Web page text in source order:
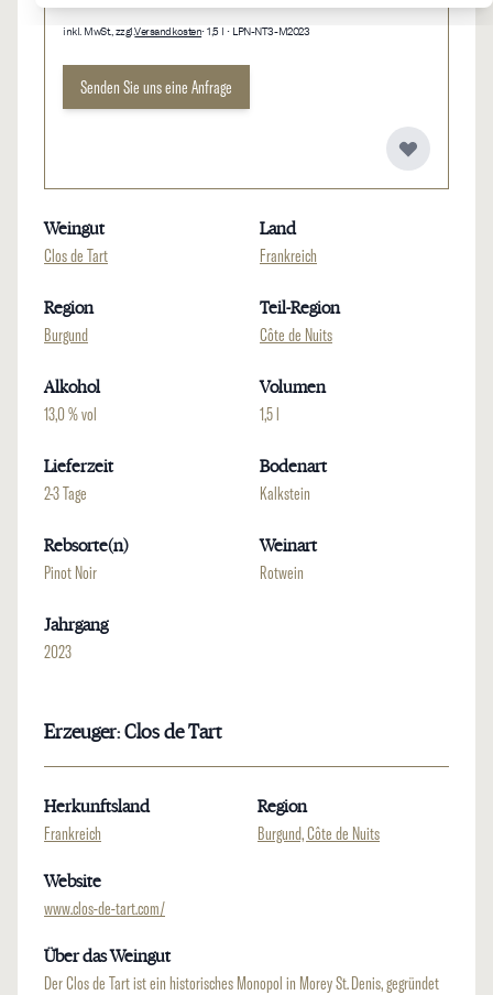
inkl. MwSt., zzgl.Versandkosten• 1,5 l • LPN-NT3-M2023
Senden Sie uns eine Anfrage
Weingut
Clos de Tart
Land
Frankreich
Region
Burgund
Teil-Region
Côte de Nuits
Alkohol
13,0 % vol
Volumen
1,5 l
Lieferzeit
2-3 Tage
Bodenart
Kalkstein
Rebsorte(n)
Pinot Noir
Weinart
Rotwein
Jahrgang
2023
Erzeuger: Clos de Tart
Herkunftsland
Frankreich
Region
Burgund, Côte de Nuits
Website
www.clos-de-tart.com/
Über das Weingut
Der Clos de Tart ist ein historisches Monopol in Morey St. Denis, gegründet